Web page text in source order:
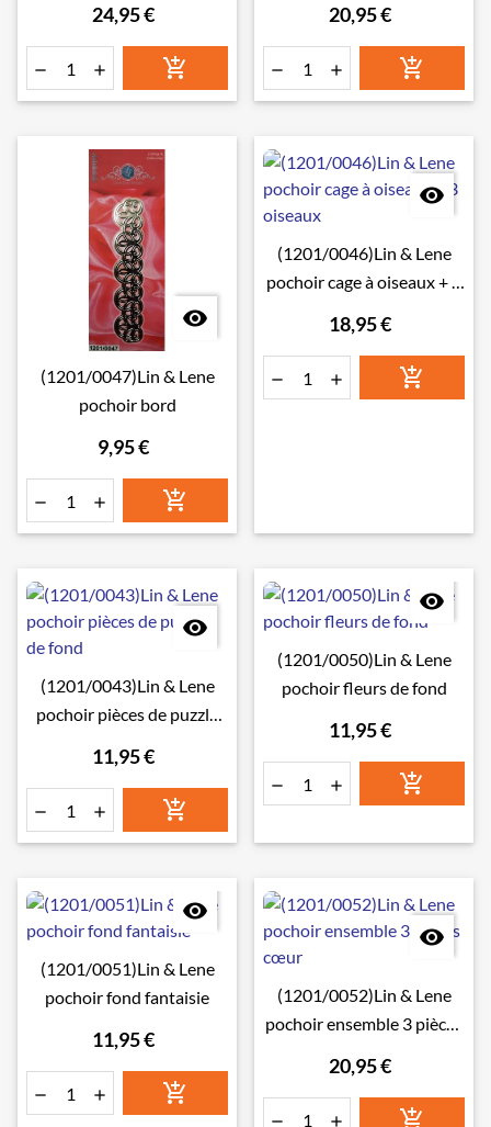
24,95 €
  
20,95 €
  

(1201/0047)Lin & Lene
pochoir bord
9,95 €
  

(1201/0046)Lin & Lene
pochoir cage à oiseaux + 3
18,95 €
  

(1201/0043)Lin & Lene
pochoir pièces de puzzle
11,95 €
  

(1201/0050)Lin & Lene
pochoir fleurs de fond
11,95 €
  

(1201/0051)Lin & Lene
pochoir fond fantaisie
11,95 €
  

(1201/0052)Lin & Lene
pochoir ensemble 3 pièces
20,95 €
  